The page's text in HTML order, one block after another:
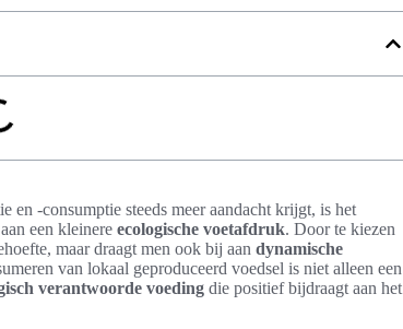
en -consumptie steeds meer aandacht krijgt, is het
een kleinere ecologische voetafdruk. Door te kiezen
maar draagt men ook bij aan dynamische
van lokaal geproduceerd voedsel is niet alleen een
verantwoorde voeding die positief bijdraagt aan het